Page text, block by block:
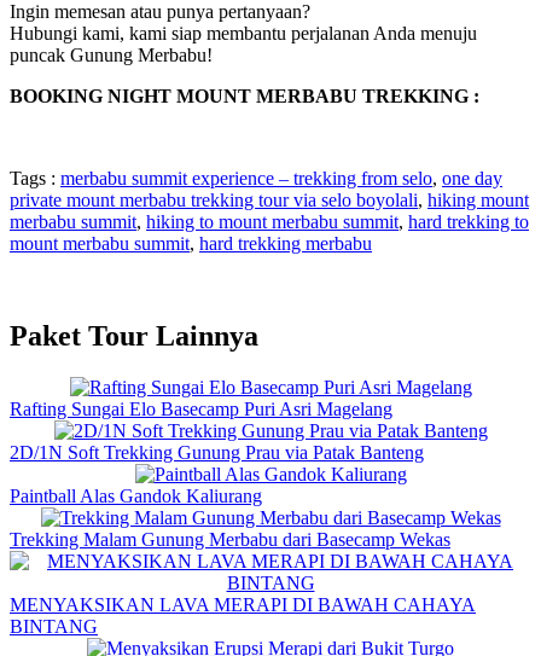
Ingin memesan atau punya pertanyaan?
Hubungi kami, kami siap membantu perjalanan Anda menuju
puncak Gunung Merbabu!
BOOKING NIGHT MOUNT MERBABU TREKKING :
Tags : merbabu summit experience – trekking from selo, one day
private mount merbabu trekking tour via selo boyolali, hiking mount
merbabu summit, hiking to mount merbabu summit, hard trekking to
mount merbabu summit, hard trekking merbabu
Paket Tour Lainnya
Rafting Sungai Elo Basecamp Puri Asri Magelang
2D/1N Soft Trekking Gunung Prau via Patak Banteng
Paintball Alas Gandok Kaliurang
Trekking Malam Gunung Merbabu dari Basecamp Wekas
MENYAKSIKAN LAVA MERAPI DI BAWAH CAHAYA
BINTANG